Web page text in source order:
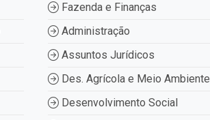
Fazenda e Finanças
Administração
Assuntos Jurídicos
Des. Agrícola e Meio Ambiente
Desenvolvimento Social